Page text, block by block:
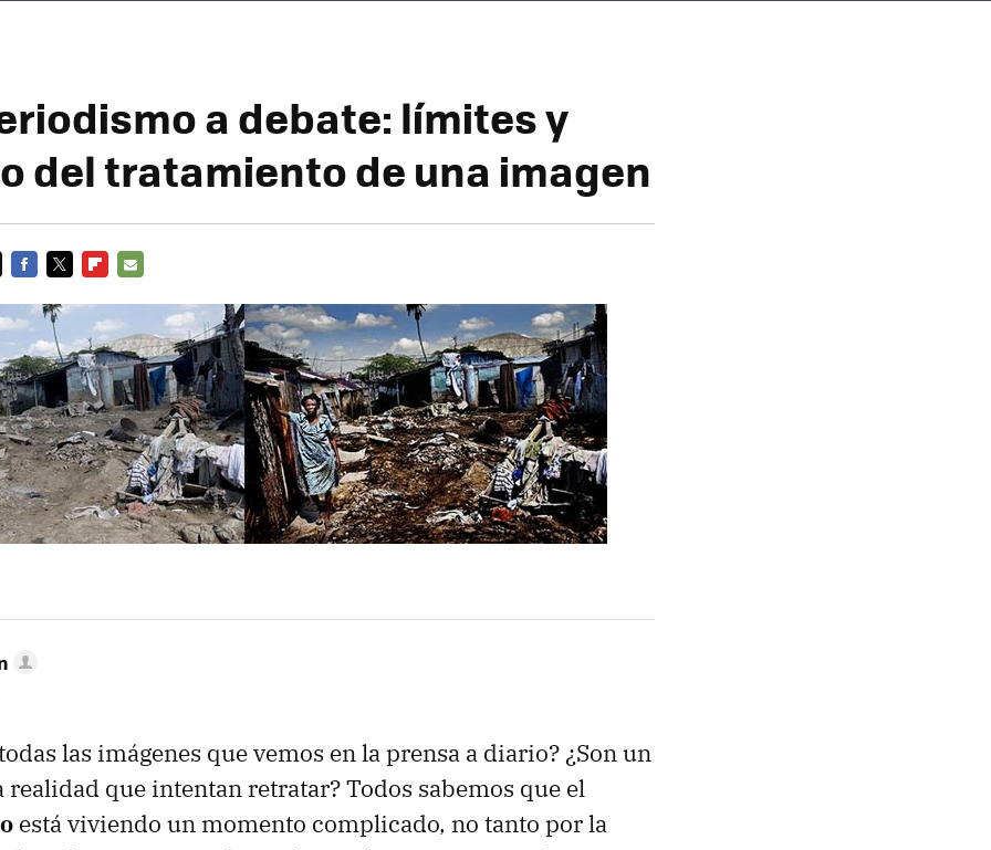
a debate: límites y
del tratamiento de una imagen
las imágenes que vemos en la prensa a diario? ¿Son un
realidad que intentan retratar? Todos sabemos que el
está viviendo un momento complicado, no tanto por la